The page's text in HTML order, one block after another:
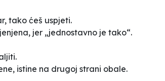
tako ćeš uspjeti.
jer „jednostavno je tako“.
istine na drugoj strani obale.